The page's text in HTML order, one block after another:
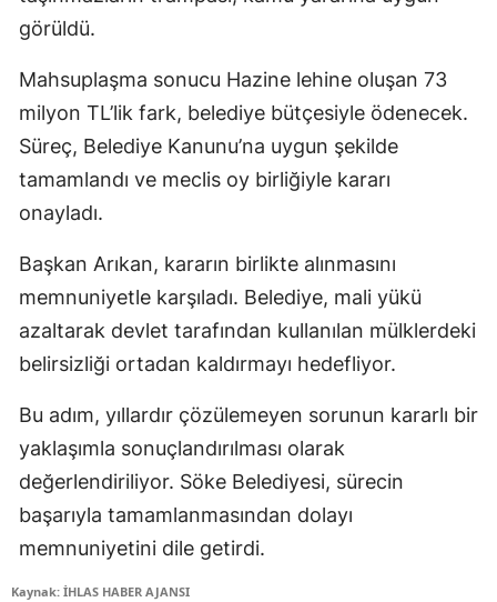
görüldü.
Mahsuplaşma sonucu Hazine lehine oluşan 73
milyon TL’lik fark, belediye bütçesiyle ödenecek.
Süreç, Belediye Kanunu’na uygun şekilde
tamamlandı ve meclis oy birliğiyle kararı
onayladı.
Başkan Arıkan, kararın birlikte alınmasını
memnuniyetle karşıladı. Belediye, mali yükü
azaltarak devlet tarafından kullanılan mülklerdeki
belirsizliği ortadan kaldırmayı hedefliyor.
Bu adım, yıllardır çözülemeyen sorunun kararlı bir
yaklaşımla sonuçlandırılması olarak
değerlendiriliyor. Söke Belediyesi, sürecin
başarıyla tamamlanmasından dolayı
memnuniyetini dile getirdi.
Kaynak: İHLAS HABER AJANSI